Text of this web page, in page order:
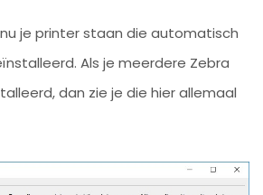
je printer staan die automatisch
Als je meerdere Zebra
dan zie je die hier allemaal